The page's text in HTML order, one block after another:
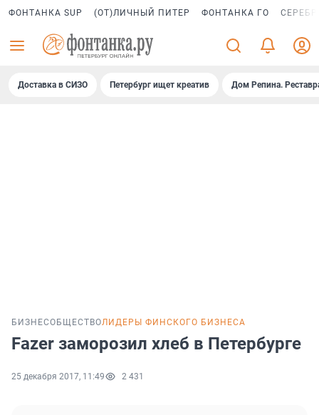
ФОНТАНКА SUP (ОТ)ЛИЧНЫЙ ПИТЕР ФОНТАНКА ГО
Доставка в СИЗО Петербург ищет креатив Дом Репина.
БИЗНЕСОБЩЕСТВОЛИДЕРЫ ФИНСКОГО БИЗНЕСА
Fazer заморозил хлеб в Петербурге
25 декабря 2017, 11:49 2 431